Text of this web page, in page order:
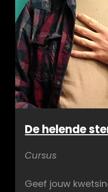
De helende
Cursus
Geef jouw